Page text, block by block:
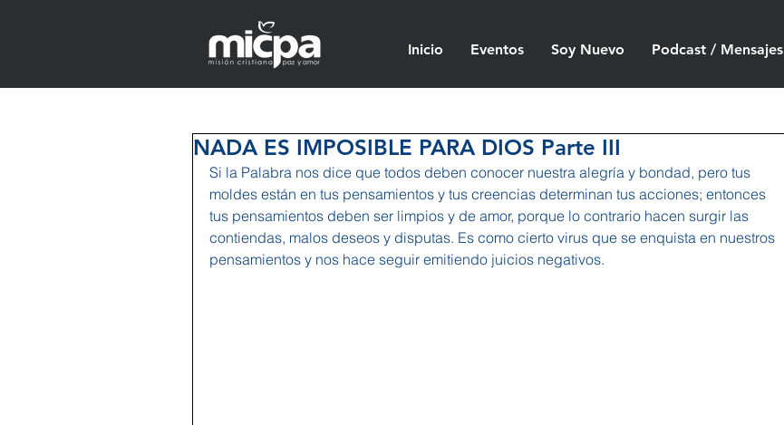
Inicio Eventos Soy Nuevo Podcast / Mensajes
NADA ES IMPOSIBLE PARA DIOS Parte III
Si la Palabra nos dice que todos deben conocer nuestra alegría y bondad, pero tus
moldes están en tus pensamientos y tus creencias determinan tus acciones; entonces
tus pensamientos deben ser limpios y de amor, porque lo contrario hacen surgir las
contiendas, malos deseos y disputas. Es como cierto virus que se enquista en nuestros
pensamientos y nos hace seguir emitiendo juicios negativos.